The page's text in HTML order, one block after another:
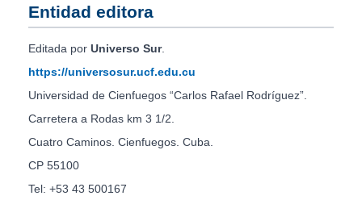
Entidad editora
Editada por Universo Sur.
https://universosur.ucf.edu.cu
Universidad de Cienfuegos “Carlos Rafael Rodríguez”.
Carretera a Rodas km 3 1/2.
Cuatro Caminos. Cienfuegos. Cuba.
CP 55100
Tel: +53 43 500167